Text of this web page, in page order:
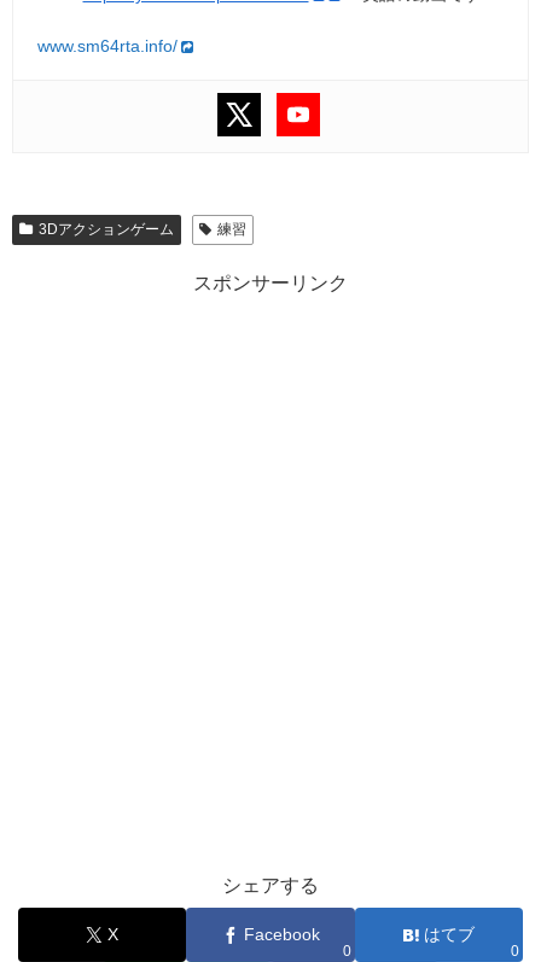
www.sm64rta.info/
3Dアクションゲーム 練習
スポンサーリンク
シェアする
X Facebook
0
はてブ
0